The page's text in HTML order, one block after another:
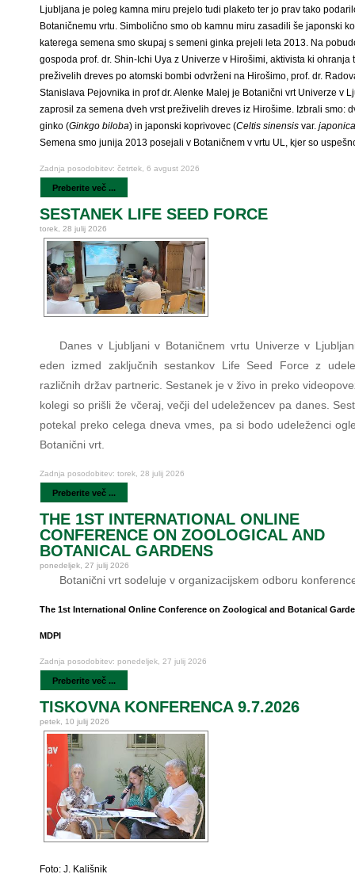
Ljubljana je poleg kamna miru prejelo tudi plaketo ter jo prav tako
Botaničnemu vrtu. Simbolično smo ob kamnu miru zasadili še japonski
katerega semena smo skupaj s semeni ginka prejeli leta 2013. Na
gospoda prof. dr. Shin-Ichi Uya z Univerze v Hirošimi, aktivista ki ohranja
preživelih dreves po atomski bombi odvrženi na Hirošimo, prof. dr.
Stanislava Pejovnika in prof dr. Alenke Malej je Botanični vrt Univerze v
zaprosil za semena dveh vrst preživelih dreves iz Hirošime. Izbrali smo:
ginko (Ginkgo biloba) in japonski koprivovec (Celtis sinensis var. japonica
Semena smo junija 2013 posejali v Botaničnem v vrtu UL, kjer so
Zadnja posodobitev: četrtek, 6 avgust 2026
Preberite več ...
SESTANEK LIFE SEED FORCE
torek, 28 julij 2026
Danes v Ljubljani v Botaničnem vrtu Univerze v
eden izmed zaključnih sestankov Life Seed Force z
različnih držav partneric. Sestanek je v živo in preko
kolegi so prišli že včeraj, večji del udeležencev pa danes.
potekal preko celega dneva vmes, pa si bodo udeleženci
Botanični vrt.
Zadnja posodobitev: torek, 28 julij 2026
Preberite več ...
THE 1ST INTERNATIONAL ONLINE
CONFERENCE ON ZOOLOGICAL AND
BOTANICAL GARDENS
ponedeljek, 27 julij 2026
Botanični vrt sodeluje v organizacijskem odboru
The 1st International Online Conference on Zoological and Botanical
MDPI
Zadnja posodobitev: ponedeljek, 27 julij 2026
Preberite več ...
TISKOVNA KONFERENCA 9.7.2026
petek, 10 julij 2026
Foto: J. Kališnik